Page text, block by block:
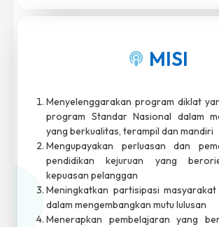
MISI
Menyelenggarakan program diklat
program Standar Nasional dalam
yang berkualitas, terampil dan mandiri
Mengupayakan perluasan dan
pendidikan kejuruan yang
kepuasan pelanggan
Meningkatkan partisipasi
dalam mengembangkan mutu lulusan
Menerapkan pembelajaran yang